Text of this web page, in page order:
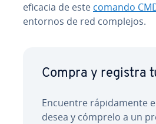
eficacia de este comando
entornos de red complejos.
Compra y registra
Encuentre rá­pi­da­me­n­te
desea y cómprelo a un